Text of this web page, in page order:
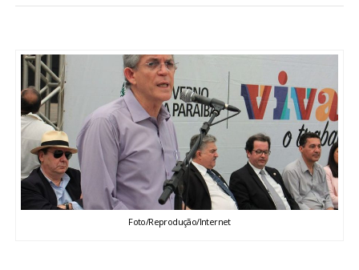
ENTRETENIMENTO
ENQUETE
TV LPB
FOTOS
Foto/Reprodução/Internet